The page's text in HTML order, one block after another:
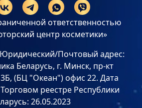
ответственностью
центр косметики»
Почтовый адрес:
Беларусь, г. Минск, пр-кт
(БЦ "Океан") офис 22. Дата
реестре Республики
26.05.2023